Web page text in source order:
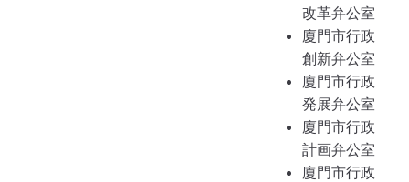
改革弁公室
廈門市行政
創新弁公室
廈門市行政
発展弁公室
廈門市行政
計画弁公室
廈門市行政